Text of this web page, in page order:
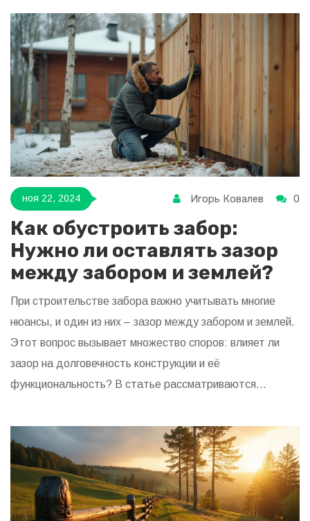
прочность и долговечность. Решите, какой забор
подойдет именно вам, и защитите свою территорию
надежно.
ноя 22, 2024 Игорь Ковалев 0
Как обустроить забор:
Нужно ли оставлять зазор
между забором и землей?
При строительстве забора важно учитывать многие
нюансы, и один из них – зазор между забором и землей.
Этот вопрос вызывает множество споров: влияет ли
зазор на долговечность конструкции и её
функциональность? В статье рассматриваются
также практические советы по оптимальному
обустройству забора с учетом различных условий
местности. Узнайте, как правильно выбрать материал и
установить забор, чтобы он служил долго и выглядел
аккуратно.